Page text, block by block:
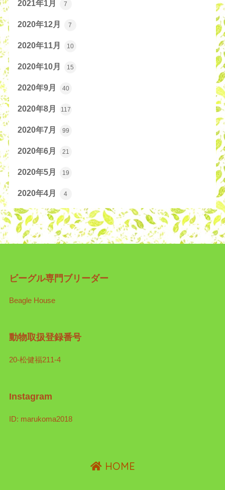
2021年1月 7
2020年12月 7
2020年11月 10
2020年10月 15
2020年9月 40
2020年8月 117
2020年7月 99
2020年6月 21
2020年5月 19
2020年4月 4
ビーグル専門ブリーダー
Beagle House
動物取扱登録番号
20-松健福211-4
Instagram
ID: marukoma2018
HOME